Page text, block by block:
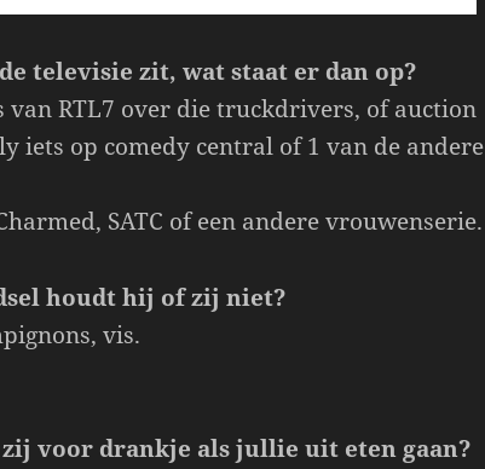
televisie zit, wat staat er dan op?
van RTL7 over die truckdrivers, of auction
iets op comedy central of 1 van de andere
SATC of een andere vrouwenserie.
houdt hij of zij niet?
vis.
voor drankje als jullie uit eten gaan?